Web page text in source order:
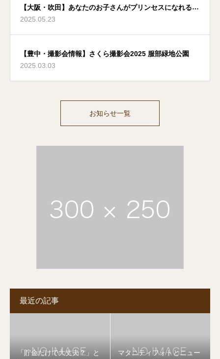
【大阪・吹田】あなたのお子さんがプリンセスになれる夢
のような場所
2025.05.23
【豊中・撮影会情報】さくら撮影会2025 服部緑地公園
2025.03.03
お知らせ一覧
最近の記事
「貯金だけで大丈夫？」と
マタニティフォトとニュー